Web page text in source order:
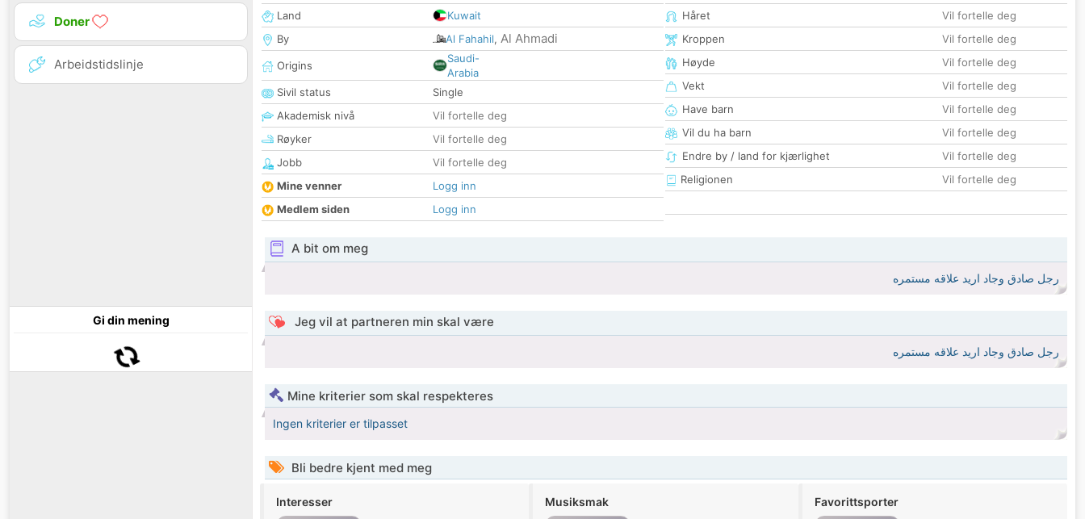
Doner
Arbeidstidslinje
Gi din mening
Land
Kuwait
By
Al Fahahil, Al Ahmadi
Origins
Saudi-
Arabia
Sivil status
Single
Akademisk nivå
Vil fortelle deg
Røyker
Vil fortelle deg
Jobb
Vil fortelle deg
Mine venner
Logg inn
Medlem siden
Logg inn
Håret
Vil fortelle deg
Kroppen
Vil fortelle deg
Høyde
Vil fortelle deg
Vekt
Vil fortelle deg
Have barn
Vil fortelle deg
Vil du ha barn
Vil fortelle deg
Endre by / land for kjærlighet
Vil fortelle deg
Religionen
Vil fortelle deg
A bit om meg
رجل صادق وجاد اريد علاقه مستمره
Jeg vil at partneren min skal være
رجل صادق وجاد اريد علاقه مستمره
Mine kriterier som skal respekteres
Ingen kriterier er tilpasset
Bli bedre kjent med meg
Interesser Musiksmak Favorittsporter